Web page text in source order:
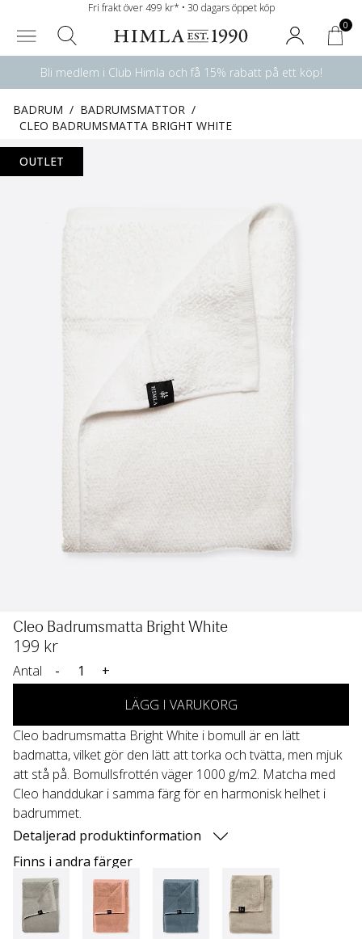
Fri frakt över 499 kr* • 30 dagars öppet köp
0
Bli medlem i Club Himla och få 15% rabatt på ett köp!
BADRUM / BADRUMSMATTOR /
CLEO BADRUMSMATTA BRIGHT WHITE
OUTLET
Cleo Badrumsmatta Bright White
199 kr
Antal -
+
LÄGG I VARUKORG
Cleo badrumsmatta Bright White i bomull är en lätt
badmatta, vilket gör den lätt att torka och tvätta, men mjuk
att stå på. Bomullsfrottén väger 1000 g/m2. Matcha med
Cleo handdukar i samma färg för en harmonisk helhet i
badrummet.
Detaljerad produktinformation
Finns i andra färger